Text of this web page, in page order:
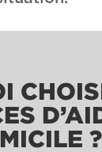
?